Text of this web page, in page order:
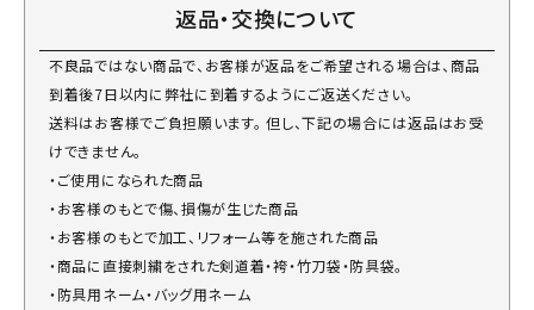
返品・交換について
不良品ではない商品で、お客様が返品をご希望される場合は、商品
到着後7日以内に弊社に到着するようにご返送ください。
送料はお客様でご負担願います。 但し、下記の場合には返品はお受
けできません。
・ご使用になられた商品
・お客様のもとで傷、損傷が生じた商品
・お客様のもとで加工、リフォーム等を施された商品
・商品に直接刺繍をされた剣道着・袴・竹刀袋・防具袋。
・防具用ネーム・バッグ用ネーム